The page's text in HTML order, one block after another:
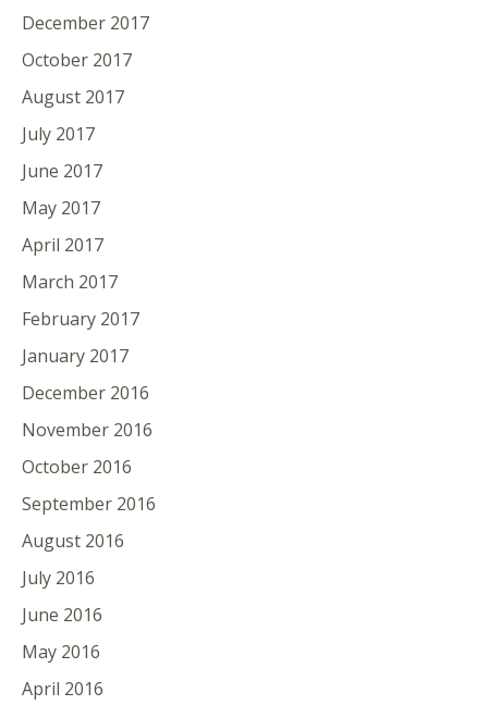
December 2017
October 2017
August 2017
July 2017
June 2017
May 2017
April 2017
March 2017
February 2017
January 2017
December 2016
November 2016
October 2016
September 2016
August 2016
July 2016
June 2016
May 2016
April 2016